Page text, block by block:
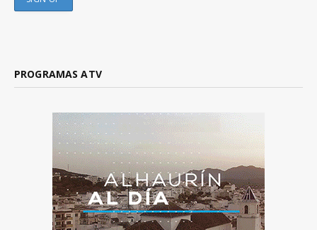
PROGRAMAS ATV